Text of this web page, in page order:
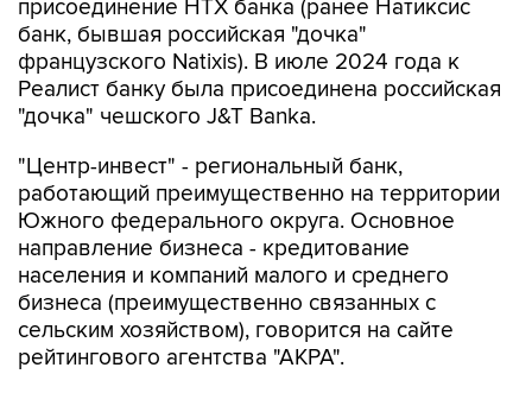
присоединение НТХ банка (ранее Натиксис
банк, бывшая российская "дочка"
французского Natixis). В июле 2024 года к
Реалист банку была присоединена российская
"дочка" чешского J&T Banka.
"Центр-инвест" - региональный банк,
работающий преимущественно на территории
Южного федерального округа. Основное
направление бизнеса - кредитование
населения и компаний малого и среднего
бизнеса (преимущественно связанных с
сельским хозяйством), говорится на сайте
рейтингового агентства "АКРА".